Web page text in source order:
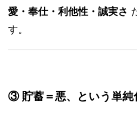
愛・奉仕・利他性・誠実さ
す。
③ 貯蓄＝悪、という単純